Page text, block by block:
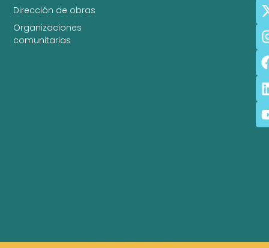
Dirección de obras
Organizaciones
comunitarias